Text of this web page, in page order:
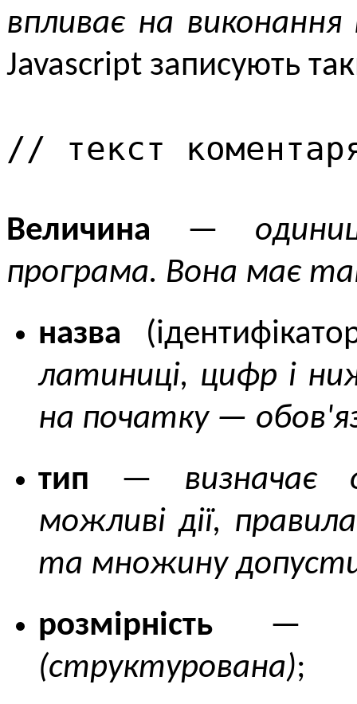
впливає на виконання
Javascript записують
// текст
Величина —
програма. Вона має
назва
латиниці, цифр і
на початку —
тип — визначає
можливі дії,
та множину
розмірність
(структурована);